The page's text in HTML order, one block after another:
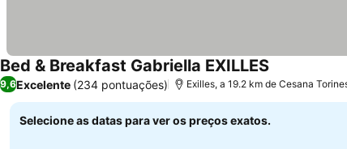
Bed & Breakfast Gabriella EXILLES
9,6Excelente (234 pontuações) Exilles, a 19.2 km de Cesana
Selecione as datas para ver os preços exatos.